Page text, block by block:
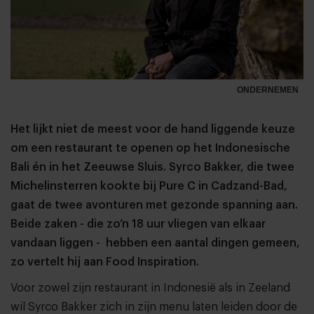
ONDERNEMEN
Het lijkt niet de meest voor de hand liggende keuze
om een restaurant te openen op het Indonesische
Bali én in het Zeeuwse Sluis. Syrco Bakker, die twee
Michelinsterren kookte bij Pure C in Cadzand-Bad,
gaat de twee avonturen met gezonde spanning aan.
Beide zaken - die zo’n 18 uur vliegen van elkaar
vandaan liggen - hebben een aantal dingen gemeen,
zo vertelt hij aan Food Inspiration.
Voor zowel zijn restaurant in Indonesië als in Zeeland
wil Syrco Bakker zich in zijn menu laten leiden door de